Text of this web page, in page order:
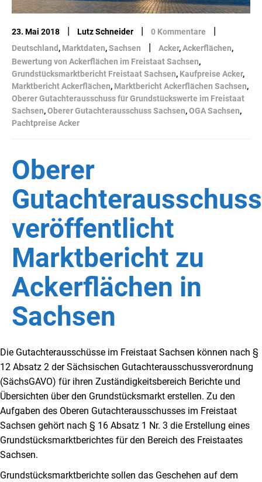
23. Mai 2018 | Lutz Schneider | 0 Kommentare |
Deutschland , Marktdaten,Sachsen | Acker,Ackerflächen,
Bewertung von Ackerflächen im Freistaat Sachsen,
Grundstücksmarktbericht Freistaat Sachsen, Kaufpreise Acker,
Marktbericht Ackerflächen, Marktbericht Ackerflächen Sachsen,
Oberer Gutachterausschuss für Grundstückswerte im Freistaat
Sachsen,Oberer Gutachterausschuss Sachsen,OGA Sachsen,
Pachtpreise Acker
Oberer
Gutachterausschuss
veröffentlicht
Marktbericht zu
Ackerflächen in
Sachsen
Die Gutachterausschüsse im Freistaat Sachsen können nach §
12 Absatz 2 der Sächsischen Gutachterausschussverordnung
(SächsGAVO) für ihren Zuständigkeitsbereich Berichte und
Übersichten über den Grundstücksmarkt erstellen. Zu den
Aufgaben des Oberen Gutachterausschusses im Freistaat
Sachsen gehört nach § 16 Absatz 1 Nr. 3 die Erstellung eines
Grundstücksmarktberichtes für den Bereich des Freistaates
Sachsen.
Grundstücksmarktberichte sollen das Geschehen auf dem